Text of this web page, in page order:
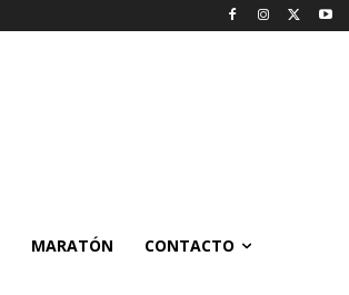
MARATÓN CONTACTO